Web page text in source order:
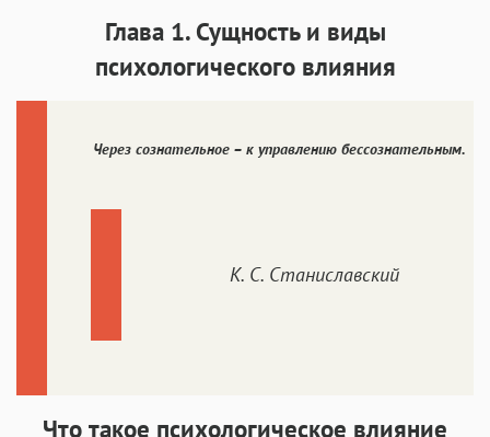
Глава 1. Сущность и виды
психологического влияния
Через сознательное – к управлению бессознательным.
К. С. Станиславский
Что такое психологическое влияние